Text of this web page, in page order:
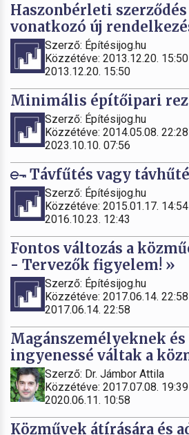
Haszonbérleti
vonatkozó új
Szerző: Építésijog.hu
Közzétéve: 2013.12.20.
2013.12.20. 15:50
Minimális építőipari
Szerző: Építésijog.hu
Közzétéve: 2014.05.08.
2023.10.10. 07:56
Távfűtés vagy
Szerző: Építésijog.hu
Közzétéve: 2015.01.17.
2016.10.23. 12:43
Fontos változás a
- Tervezők figyelem! »
Szerző: Építésijog.hu
Közzétéve: 2017.06.14.
2017.06.14. 22:58
Magánszemélyeknek
ingyenessé váltak a
Szerző: Dr. Jámbor Attila
Közzétéve: 2017.07.08.
2020.06.11. 10:58
Közművek átírására és